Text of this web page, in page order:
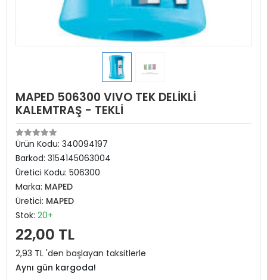
MAPED 506300 VIVO TEK DELİKLİ
KALEMTRAŞ - TEKLİ
Ürün Kodu: 340094197
Barkod: 3154145063004
Üretici Kodu: 506300
Marka: MAPED
Üretici: MAPED
Stok: 20+
22,00 TL
2,93 TL 'den başlayan taksitlerle
Aynı gün kargoda!